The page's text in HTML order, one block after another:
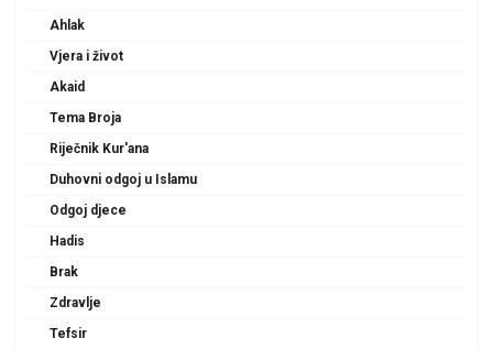
Ahlak
Vjera i život
Akaid
Tema Broja
Riječnik Kur'ana
Duhovni odgoj u Islamu
Odgoj djece
Hadis
Brak
Zdravlje
Tefsir